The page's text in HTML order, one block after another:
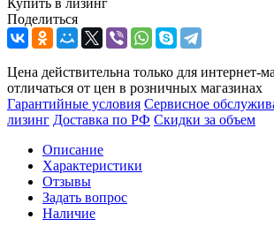
Поделиться
Цена действительна только для интернет-
отличаться от цен в розничных магазинах
Гарантийные условия Сервисное
лизинг Доставка по РФ Скидки за объем
Описание
Характеристики
Отзывы
Задать вопрос
Наличие